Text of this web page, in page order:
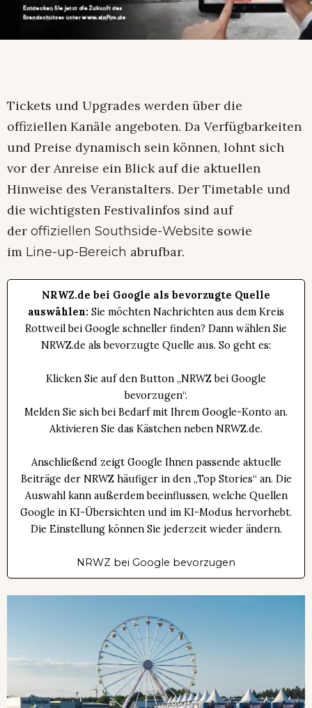
Tickets und Upgrades werden über die
offiziellen Kanäle angeboten. Da Verfügbarkeiten
und Preise dynamisch sein können, lohnt sich
vor der Anreise ein Blick auf die aktuellen
Hinweise des Veranstalters. Der Timetable und
die wichtigsten Festivalinfos sind auf
der offiziellen Southside-Website sowie
im Line-up-Bereich abrufbar.
NRWZ.de bei Google als bevorzugte Quelle
auswählen: Sie möchten Nachrichten aus dem Kreis
Rottweil bei Google schneller finden? Dann wählen Sie
NRWZ.de als bevorzugte Quelle aus. So geht es:
Klicken Sie auf den Button „NRWZ bei Google
bevorzugen“.
Melden Sie sich bei Bedarf mit Ihrem Google-Konto an.
Aktivieren Sie das Kästchen neben NRWZ.de.
Anschließend zeigt Google Ihnen passende aktuelle
Beiträge der NRWZ häufiger in den „Top Stories“ an. Die
Auswahl kann außerdem beeinflussen, welche Quellen
Google in KI-Übersichten und im KI-Modus hervorhebt.
Die Einstellung können Sie jederzeit wieder ändern.
NRWZ bei Google bevorzugen